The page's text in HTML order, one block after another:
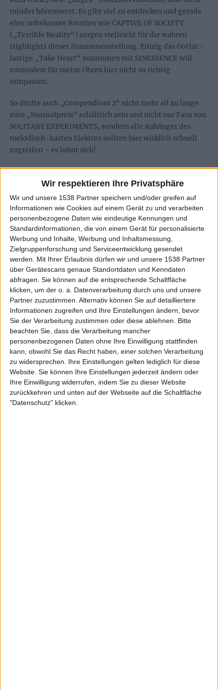
Wir respektieren Ihre Privatsphäre
Wir und unsere 1538 Partner speichern und/oder greifen auf
Informationen wie Cookies auf einem Gerät zu und verarbeiten
personenbezogene Daten wie eindeutige Kennungen und
Standardinformationen, die von einem Gerät für personalisierte
Werbung und Inhalte, Werbung und Inhaltsmessung,
Zielgruppenforschung und Serviceentwicklung gesendet
werden. Mit Ihrer Erlaubnis dürfen wir und unsere 1538 Partner
über Gerätescans genaue Standortdaten und Kenndaten
abfragen. Sie können auf die entsprechende Schaltfläche
klicken, um der o. a. Datenverarbeitung durch uns und unsere
Partner zuzustimmen. Alternativ können Sie auf detailliertere
Informationen zugreifen und Ihre Einstellungen ändern, bevor
Sie der Verarbeitung zustimmen oder diese ablehnen. Bitte
beachten Sie, dass die Verarbeitung mancher
personenbezogenen Daten ohne Ihre Einwilligung stattfinden
kann, obwohl Sie das Recht haben, einer solchen Verarbeitung
zu widersprechen. Ihre Einstellungen gelten lediglich für diese
Website. Sie können Ihre Einstellungen jederzeit ändern oder
Ihre Einwilligung widerrufen, indem Sie zu dieser Website
zurückkehren und unten auf der Webseite auf die Schaltfläche
"Datenschutz" klicken.
minder hörenswert. Es gibt viel zu entdecken und gerade
eher unbekannte Remixer wie CAPTIVE OF SOCIETY
(„Terrible Reality“) sorgen vielleicht für die wahren
Highlights dieser Zusammenstellung. Einzig das Gothic-
lastige „Take Heart“ zusammen mit SINESSENCE will
zumindest für meine Ohren hier nicht so richtig
reinpassen.
So dürfte auch „Compendium 2“ nicht mehr all zu lange
zum „Normalpreis“ erhältlich sein und nicht nur Fans von
SOLITARY EXPERIMENTS, sondern alle Anhänger des
melodisch-harten Elektros sollten hier wirklich schnell
zugreifen – es lohnt sich!
Zur Startseite
23.11.2010
Alex
Newsletter abonnieren